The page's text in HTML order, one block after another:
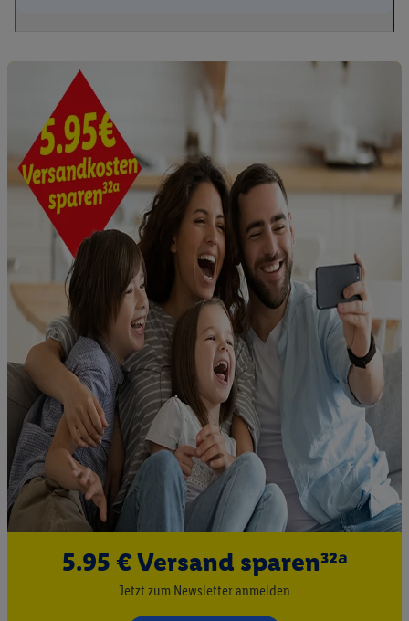
5.95 € Versand sparen³²ᵃ
Jetzt zum Newsletter anmelden